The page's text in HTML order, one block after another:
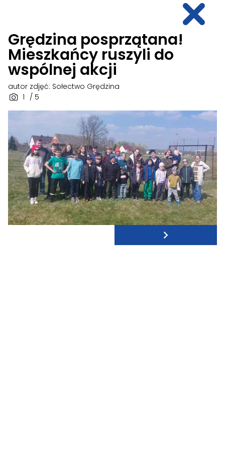
Grędzina posprzątana!
Mieszkańcy ruszyli do
wspólnej akcji
1 / 5
autor zdjęć: Sołectwo Grędzina